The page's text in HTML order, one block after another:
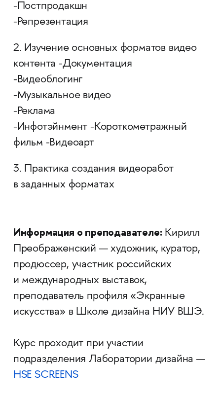
-Постпродакшн
-Репрезентация
2. Изучение основных форматов видео
контента -Документация
-Видеоблогинг
-Музыкальное видео
-Реклама
-Инфотэйнмент -Короткометражный
фильм -Видеоарт
3. Практика создания видеоработ
в заданных форматах
Информация о преподавателе: Кирилл
Преображенский — художник, куратор,
продюссер, участник российских
и международных выставок,
преподаватель профиля «Экранные
искусства» в Школе дизайна НИУ ВШЭ.
Курс проходит при участии
подразделения Лаборатории дизайна —
HSE SCREENS